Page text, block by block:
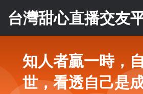
台灣甜心直播交友
知人者贏一時，
世，看透自己是